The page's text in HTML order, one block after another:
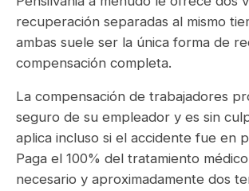
recuperación separadas al mismo
ambas suele ser la única forma de
compensación completa.
La compensación de trabajadores
seguro de su empleador y es sin
aplica incluso si el accidente fue en
Paga el 100% del tratamiento
necesario y aproximadamente dos